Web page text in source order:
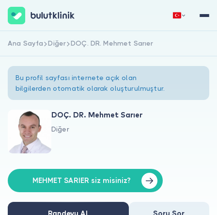
Hakkımızda
Doktorlar için
Hemen Kaydol Giriş Yap
Ana Sayfa Diğer DOÇ. DR. Mehmet Sarıer
Bu profil sayfası internete açık olan
bilgilerden otomatik olarak oluşturulmuştur.
DOÇ. DR. Mehmet Sarıer
Diğer
MEHMET SARIER siz misiniz?